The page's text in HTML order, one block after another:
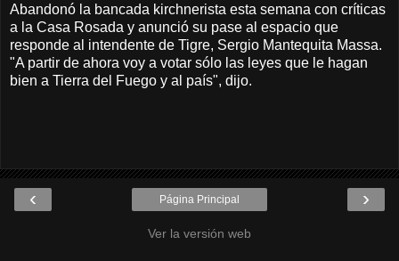
Abandonó la bancada kirchnerista esta semana con críticas
a la Casa Rosada y anunció su pase al espacio que
responde al intendente de Tigre, Sergio Mantequita Massa.
"A partir de ahora voy a votar sólo las leyes que le hagan
bien a Tierra del Fuego y al país", dijo.
‹ ›
Página Principal
Ver la versión web